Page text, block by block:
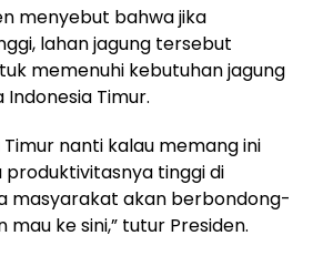
menyebut bahwa jika
lahan jagung tersebut
memenuhi kebutuhan jagung
Indonesia Timur.
Timur nanti kalau memang ini
tinggi di
masyarakat akan berbondong-
ke sini,” tutur Presiden.